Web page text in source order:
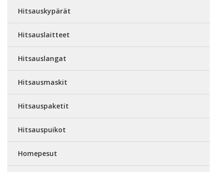
Hitsauskypärät
Hitsauslaitteet
Hitsauslangat
Hitsausmaskit
Hitsauspaketit
Hitsauspuikot
Homepesut